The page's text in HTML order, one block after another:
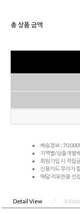
총 상품 금액
배송정보 : 70,000
지역별/상품개별
회원가입 시 적립
신용카드 무이자
매달 리뷰퀸을 선
Detail View